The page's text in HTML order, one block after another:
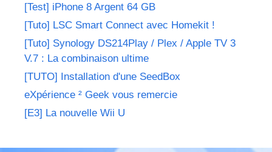
[Test] iPhone 8 Argent 64 GB
[Tuto] LSC Smart Connect avec Homekit !
[Tuto] Synology DS214Play / Plex / Apple TV 3
V.7 : La combinaison ultime
[TUTO] Installation d'une SeedBox
eXpérience ² Geek vous remercie
[E3] La nouvelle Wii U